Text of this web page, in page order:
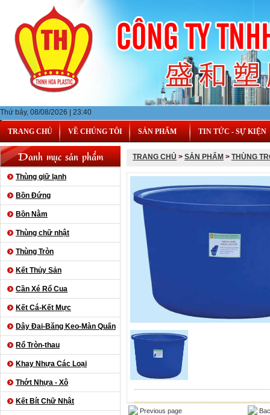
Thứ bảy, 08/08/2026 | 23:40
TRANG CHỦ VỀ CHÚNG TÔI SẢN PHẨM TIN TỨC - SỰ KIỆN
Danh mục sản phẩm
Thùng giữ lạnh
Bồn Đứng
Bồn Nằm
Thùng chữ nhật
Thùng Tròn
Kết Thủy Sản
Cần Xé Rổ Cua
Kết Cá-Kết Mực
Dây Đai-Băng Keo-Màn Quấn
Rổ Tròn-thau
Khay Nhựa Các Loại
Thớt Nhựa - Xô
Kết Bít Chữ Nhật
TRANG CHỦ > SẢN PHẨM > THÙNG
Previous page